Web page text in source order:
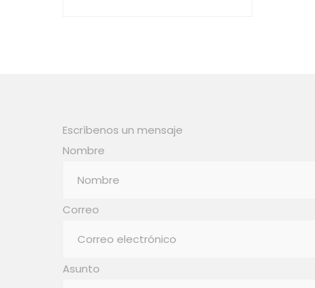
Escríbenos un mensaje
Nombre
Correo
Asunto